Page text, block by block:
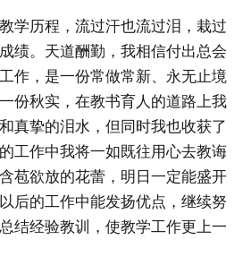
学历程，流过汗也流过泪，栽过
绩。天道酬勤，我相信付出总会
作，是一份常做常新、永无止境
份秋实，在教书育人的道路上我
真挚的泪水，但同时我也收获了
工作中我将一如既往用心去教诲
苞欲放的花蕾，明日一定能盛开
后的工作中能发扬优点，继续努
结经验教训，使教学工作更上一